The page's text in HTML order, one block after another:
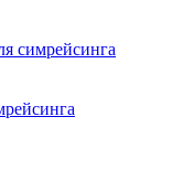
симрейсинга